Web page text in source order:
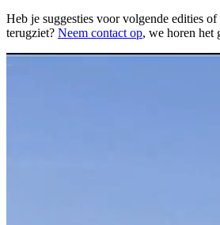
Heb je suggesties voor volgende edities
terugziet? Neem contact op, we horen het